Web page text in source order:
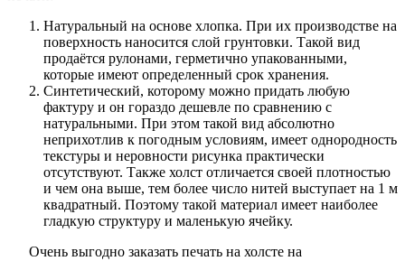
Натуральный на основе хлопка. При их производстве на
поверхность наносится слой грунтовки. Такой вид
продаётся рулонами, герметично упакованными,
которые имеют определенный срок хранения.
Синтетический, которому можно придать любую
фактуру и он гораздо дешевле по сравнению с
натуральными. При этом такой вид абсолютно
неприхотлив к погодным условиям, имеет однородность
текстуры и неровности рисунка практически
отсутствуют. Также холст отличается своей плотностью
и чем она выше, тем более число нитей выступает на 1 м
квадратный. Поэтому такой материал имеет наиболее
гладкую структуру и маленькую ячейку.
Очень выгодно заказать печать на холсте на